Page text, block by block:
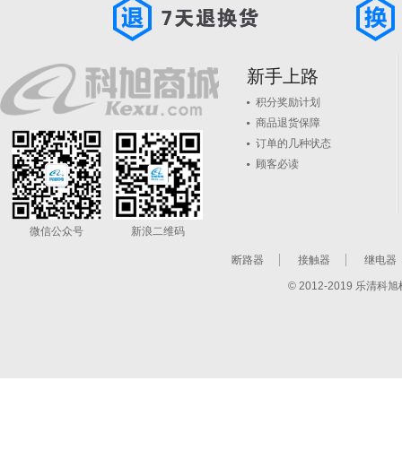
微信公众号 新浪二维码
新手上路
积分奖励计划
商品退货保障
订单的几种状态
顾客必读
断路器 接触器 继电器
© 2012-2019 乐清科旭